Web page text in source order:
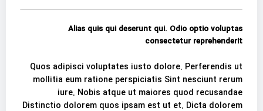
Alias quis qui deserunt qui. Odio optio voluptas
consectetur reprehenderit
Quos adipisci voluptates iusto dolore. Perferendis ut
mollitia eum ratione perspiciatis Sint nesciunt rerum
iure. Nobis atque ut maiores quod recusandae
Distinctio dolorem quos ipsam est ut et. Dicta dolorem